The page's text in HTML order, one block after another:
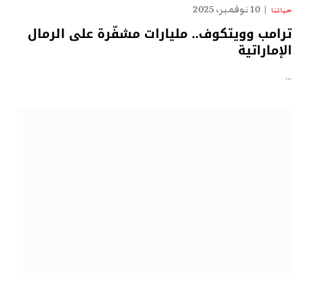
حياتنا 10 نوفمبر، 2025
ترامب وويتكوف.. مليارات مشفّرة على الرمال
الإماراتية
…